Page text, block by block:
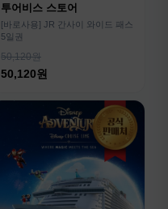
투어비스 스토어
[바로사용] JR 간사이 와이드 패스
5일권
50,120원
50,120원